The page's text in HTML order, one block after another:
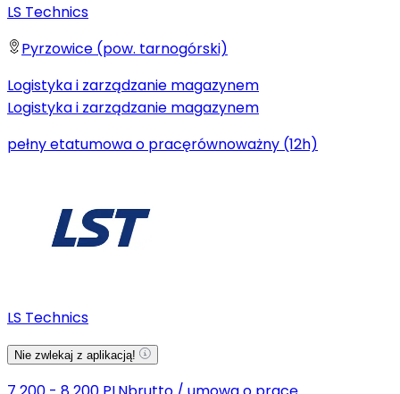
LS Technics
Pyrzowice (pow. tarnogórski)
Logistyka i zarządzanie magazynem
Logistyka i zarządzanie magazynem
pełny etatumowa o pracęrównoważny (12h)
LS Technics
Nie zwlekaj z aplikacją!